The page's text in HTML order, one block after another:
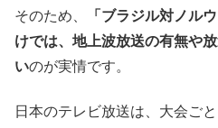
そのため、
「ブラジル対ノル
けでは、地上波放送の有無や
いのが実情です。
日本のテレビ放送は、大会ご